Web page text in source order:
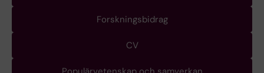
Forskningsbidrag
CV